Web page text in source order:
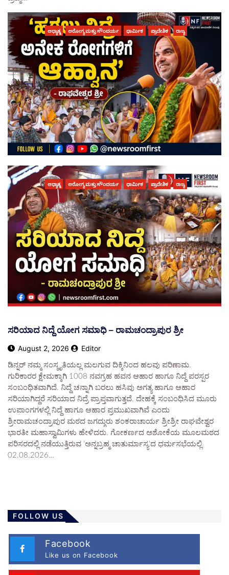
ಆಧ್ಯಾತ್ಮ ಆರೋಗ್ಯ ಮತ್ತು ಸೌಂದರ್ಯ ಧಾರ್ಮಿಕ ಪ್ರಾದೇಶಿಕ ರಾಜ್ಯ
ಆಧ್ಯಾತ್ಮ ಆರೋಗ್ಯ ಮತ್ತು ಸೌಂದರ್ಯ ಧಾರ್ಮಿಕ ಪ್ರಾದೇಶಿಕ ರಾಜ್ಯ
ಸರಿಯಾದ ನಿದ್ದೆ ಯೋಗ ಸಮಾಧಿ – ರಾಮಚಂದ್ರಾಪುರ ಶ್ರೀ
August 2, 2026 Editor
ಡಿನ್ನರ್ ನಮ್ಮ ಸಂಸ್ಕೃತಿಯಲ್ಲ ಮಲಗುವ ದಿಕ್ಕಿನಿಂದ ಹಲವು ಪರಿಣಾಮ.
ಗುರಿಕಾರರ ಕ್ಷೇಮಕ್ಕಾಗಿ 1008 ನವಗ್ರಹ ಹವನ ಆಹಾರ ಹಾಗೂ ನಿದ್ದೆ ಪರಸ್ಪರ
ಸಂಬಂಧಿತವಾಗಿದೆ. ನಿದ್ದೆ ಚನ್ನಾಗಿ ಬರಲು ಹಸಿವು ಅಗತ್ಯ ಹಾಗೂ ಆಹಾರ
ಸರಿಯಾಗಿದ್ದರೆ ಸರಿಯಾದ ನಿದ್ರೆ ಪ್ರಾಪ್ತವಾಗುತ್ತದೆ. ದೇಹಕ್ಕೆ ಸಂಬಂಧಿಸಿದ ಮೂರು
ಉಪಾಂಗಗಳಲ್ಲಿ ನಿದ್ದೆ ಹಾಗೂ ಆಹಾರ ಪ್ರಮುಖವಾಗಿವೆ ಎಂದು
ಶ್ರೀರಾಮಚಂದ್ರಾಪುರ ಮಠದ ಜಗದ್ಗುರು ಶಂಕರಾಚಾರ್ಯ ಶ್ರೀಶ್ರೀ ರಾಘವೇಶ್ವರ
ಭಾರತೀ ಮಹಾಸ್ವಾಮಿಗಳು ಹೇಳಿದರು. ಗೋಕರ್ಣದ ಅಶೋಕೆಯ ಮೂಲಮಠದ
ಪರಿಸರದಲ್ಲಿ ನಡೆಯುತ್ತಿರುವ 'ಅನ್ನಬ್ರಹ್ಮ ಚಾತುರ್ಮಾಸ್ಯ'ದ ಧರ್ಮಸಭೆಯಲ್ಲಿ
02.08.2026…
FOLLOW US
Facebook
Like us on Facebook